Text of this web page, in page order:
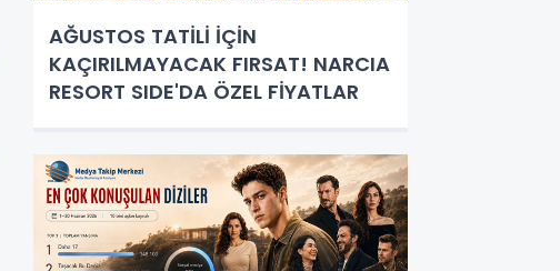
AĞUSTOS TATİLİ İÇİN
KAÇIRILMAYACAK FIRSAT! NARCIA
RESORT SIDE'DA ÖZEL FİYATLAR